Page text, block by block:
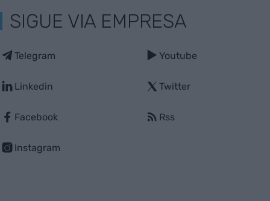
SIGUE VIA EMPRESA
Telegram
Linkedin
Facebook
Instagram
Youtube
Twitter
Rss